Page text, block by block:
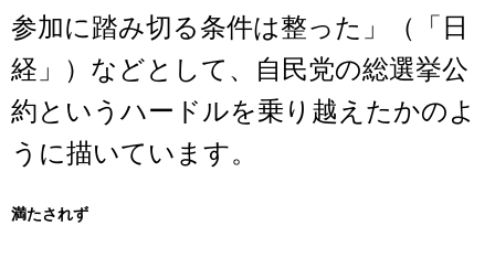
参加に踏み切る条件は整った」（「日
経」）などとして、自民党の総選挙公
約というハードルを乗り越えたかのよ
うに描いています。
満たされず